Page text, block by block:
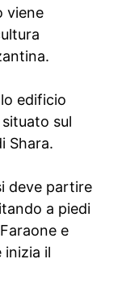
viene
edificio
sul
Shara.
deve partire
a piedi
e
il